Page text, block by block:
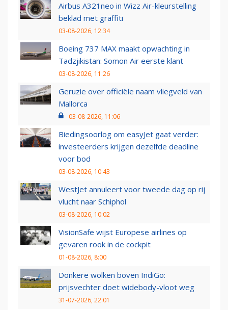
Airbus A321neo in Wizz Air-kleurstelling
beklad met graffiti
03-08-2026, 12:34
Boeing 737 MAX maakt opwachting in
Tadzjikistan: Somon Air eerste klant
03-08-2026, 11:26
Geruzie over officiële naam vliegveld van
Mallorca
03-08-2026, 11:06
Biedingsoorlog om easyJet gaat verder:
investeerders krijgen dezelfde deadline
voor bod
03-08-2026, 10:43
WestJet annuleert voor tweede dag op rij
vlucht naar Schiphol
03-08-2026, 10:02
VisionSafe wijst Europese airlines op
gevaren rook in de cockpit
01-08-2026, 8:00
Donkere wolken boven IndiGo:
prijsvechter doet widebody-vloot weg
31-07-2026, 22:01